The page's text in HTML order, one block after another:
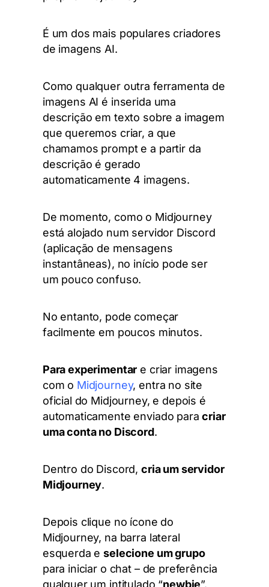
É um dos mais populares criadores
de imagens AI.
Como qualquer outra ferramenta de
imagens AI é inserida uma
descrição em texto sobre a imagem
que queremos criar, a que
chamamos prompt e a partir da
descrição é gerado
automaticamente 4 imagens.
De momento, como o Midjourney
está alojado num servidor Discord
(aplicação de mensagens
instantâneas), no início pode ser
um pouco confuso.
No entanto, pode começar
facilmente em poucos minutos.
Para experimentar e criar imagens
com o Midjourney, entra no site
oficial do Midjourney, e depois é
automaticamente enviado paracriar
uma conta no Discord.
Dentro do Discord, cria um servidor
Midjourney.
Depois clique no ícone do
Midjourney, na barra lateral
esquerda eselecione um grupo
para iniciar o chat – de preferência
qualquer um intitulado “newbie”.